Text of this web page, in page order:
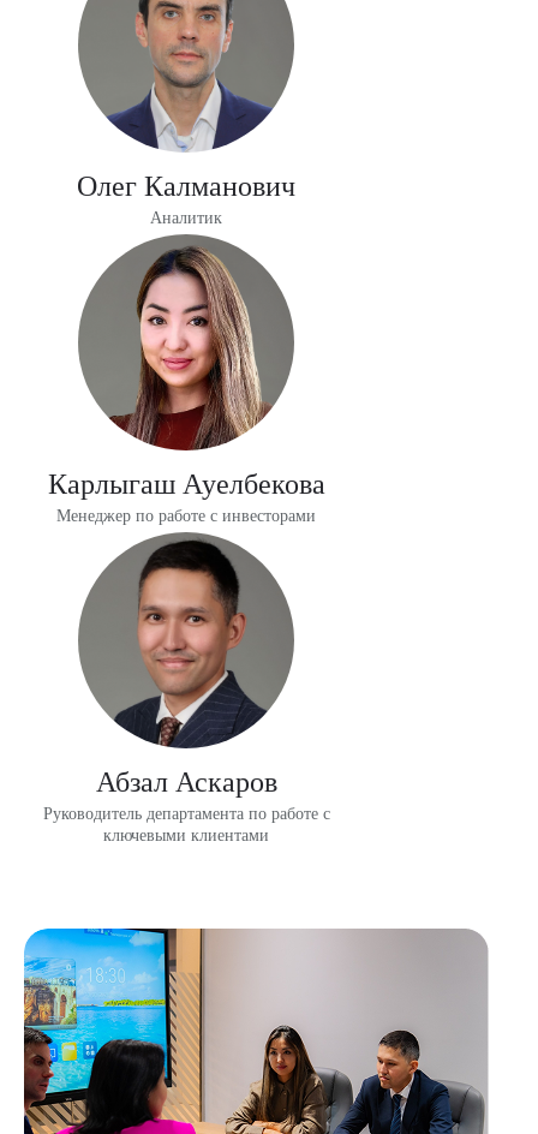
Олег Калманович
Аналитик
Карлыгаш Ауелбекова
Менеджер по работе с инвесторами
Абзал Аскаров
Руководитель департамента по работе с
ключевыми клиентами